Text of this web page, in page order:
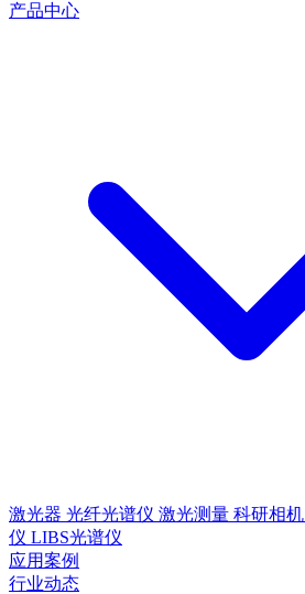
产品中心
激光器 光纤光谱仪 激光测量 科研相机
仪 LIBS光谱仪
应用案例
行业动态